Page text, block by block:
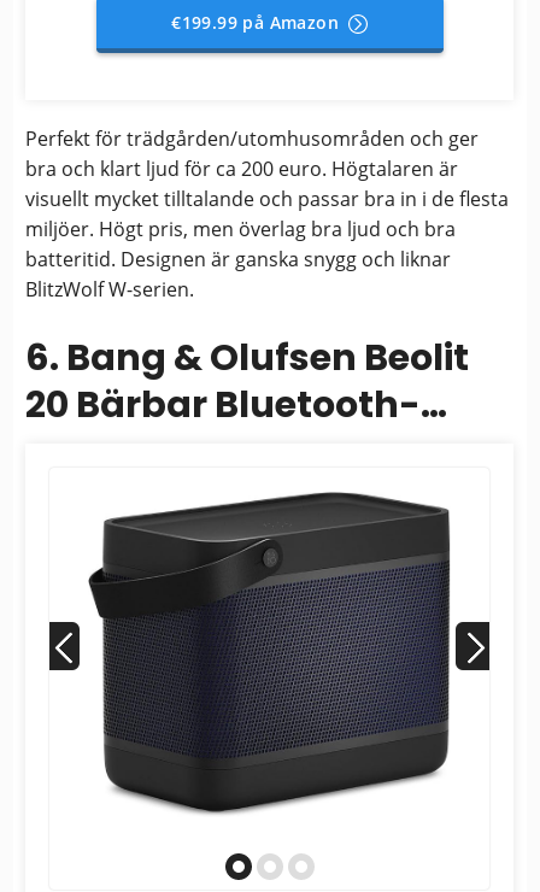
€199.99 på Amazon
Perfekt för trädgården/utomhusområden och ger
bra och klart ljud för ca 200 euro. Högtalaren är
visuellt mycket tilltalande och passar bra in i de flesta
miljöer. Högt pris, men överlag bra ljud och bra
batteritid. Designen är ganska snygg och liknar
BlitzWolf W-serien.
6. Bang & Olufsen Beolit
20 Bärbar Bluetooth-
Antracit...